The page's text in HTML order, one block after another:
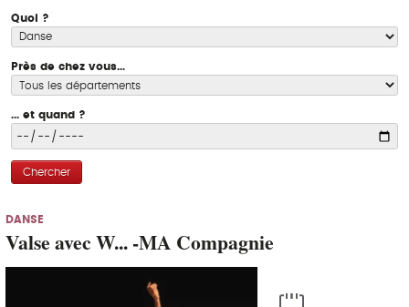
Quoi ?
Près de chez vous...
... et quand ?
Chercher
DANSE
Valse avec W... -MA Compagnie